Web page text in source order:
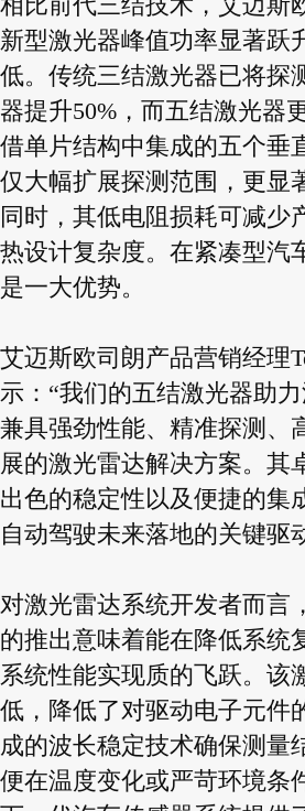
相比前代三结技术，艾迈斯
新型激光器峰值功率显著跃
低。传统三结激光器已将探
器提升50%，而五结激光器
借单片结构中集成的五个垂
仅大幅扩展探测范围，更显
同时，其低电阻损耗可减少
热设计复杂度。在紧凑型汽
是一大优势。
艾迈斯欧司朗产品营销经理
示：“我们的五结激光器助
兼具强劲性能、精准探测、
展的激光雷达解决方案。其
出色的稳定性以及便捷的集
自动驾驶未来落地的关键驱
对激光雷达系统开发者而言
的推出意味着能在降低系统
系统性能实现质的飞跃。该
低，降低了对驱动电子元件
成的波长稳定技术确保测量
便在温度变化或严苛环境条